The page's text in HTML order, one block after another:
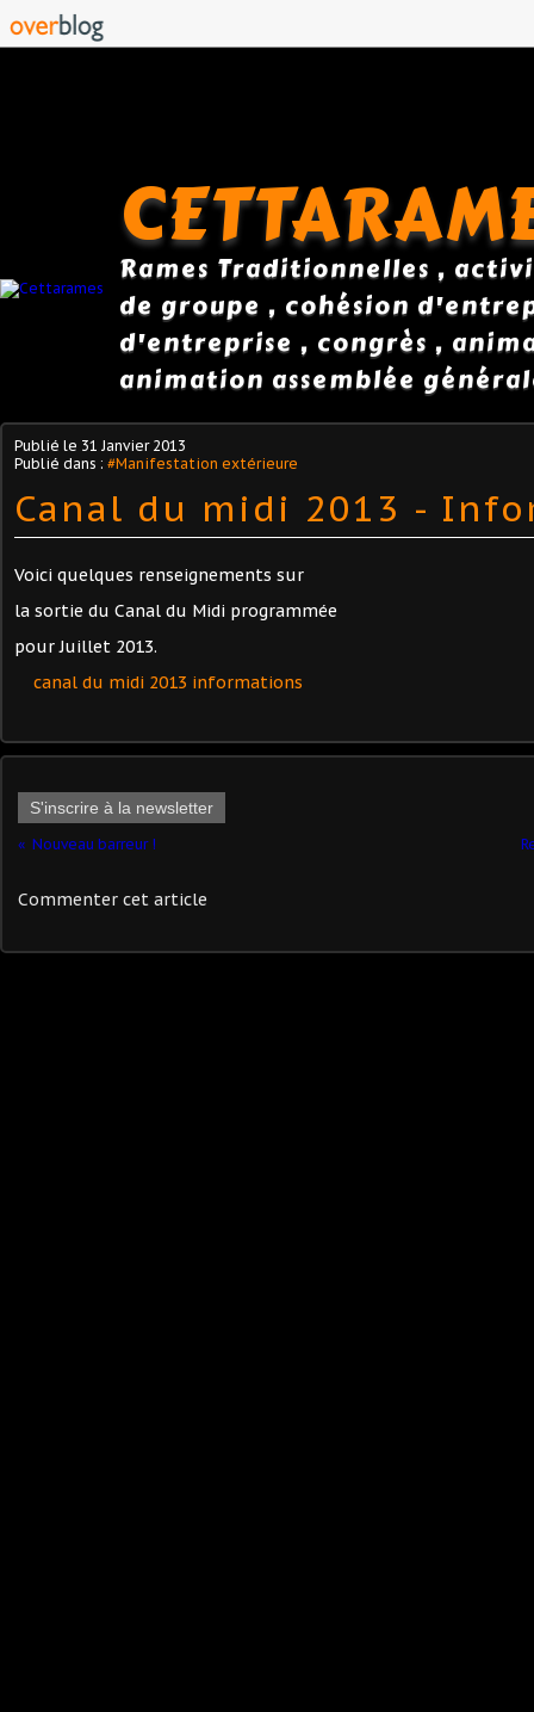
Rames Traditionnelles ,
de groupe , cohésion
d'entreprise , congrès ,
animation assemblée
Publié le 31 Janvier 2013
Publié dans : #Manifestation extérieure
Canal du midi 2013 -
Voici quelques renseignements sur
la sortie du Canal du Midi programmée
pour Juillet 2013.
canal du midi 2013 informations
S'inscrire à la newsletter
Nouveau barreur !
Commenter cet article